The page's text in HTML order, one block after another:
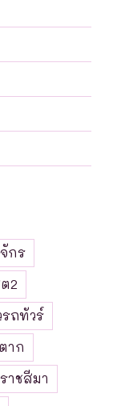
กร
2
ถทัวร์
ตาก
าชสีมา